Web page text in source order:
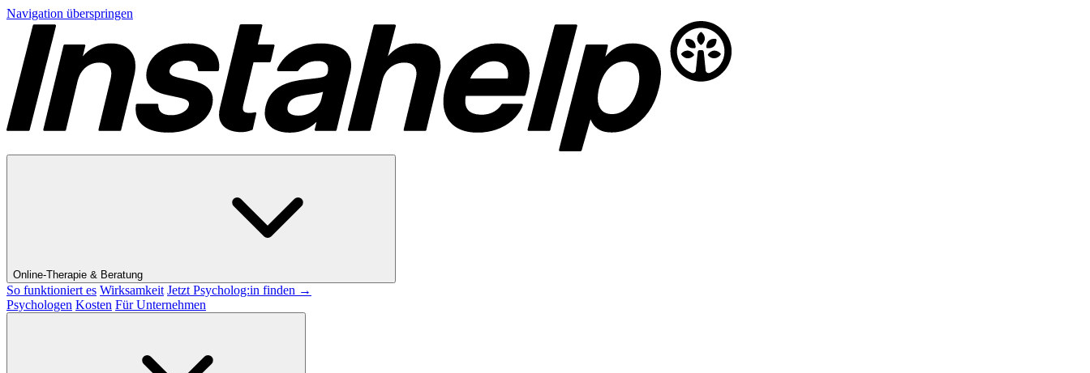
Navigation überspringen
Online-Therapie & Beratung
So funktioniert es Wirksamkeit Jetzt Psycholog:in finden →
Psychologen Kosten Für Unternehmen